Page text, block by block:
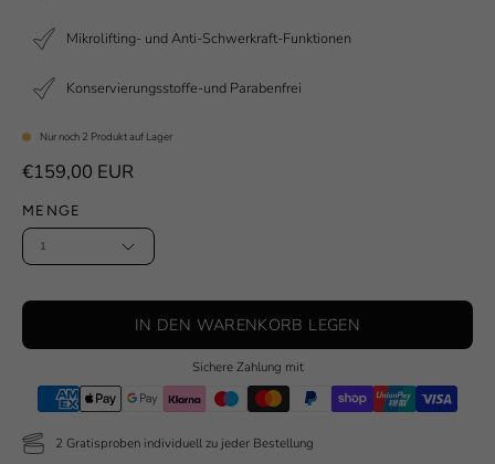
Mikrolifting- und Anti-Schwerkraft-Funktionen
Konservierungsstoffe-und Parabenfrei
Nur noch 2 Produkt auf Lager
€159,00 EUR
MENGE
1
IN DEN WARENKORB LEGEN
Sichere Zahlung mit
2 Gratisproben individuell zu jeder Bestellung